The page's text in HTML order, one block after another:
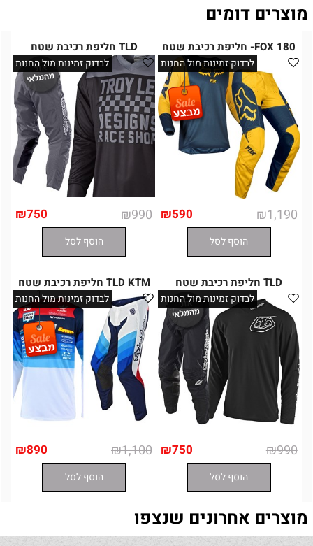
מוצרים דומים
FOX 180- חליפת רכיבת שטח
לבדוק זמינות מול החנות
₪1,190
₪590
הוסף לסל
TLD חליפת רכיבת שטח
לבדוק זמינות מול החנות
₪990
₪750
הוסף לסל
TLD חליפת רכיבת שטח
לבדוק זמינות מול החנות
₪990
₪750
הוסף לסל
TLD KTM חליפת רכיבת שטח
לבדוק זמינות מול החנות
₪1,100
₪890
הוסף לסל
מוצרים אחרונים שנצפו